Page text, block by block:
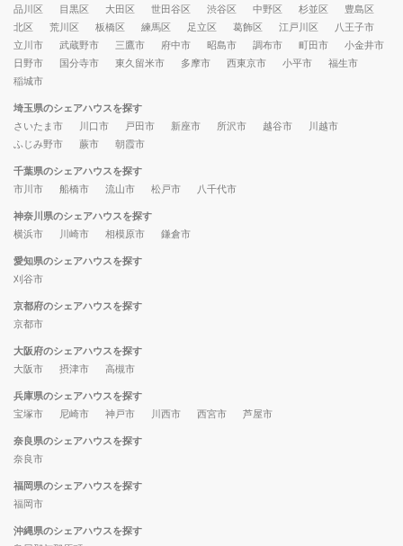
品川区
目黒区 大田区 世田谷区 渋谷区 中野区 杉並区
豊島区
北区
荒川区 板橋区 練馬区 足立区 葛飾区 江戸川区
八王子市
立川市
武蔵野市 三鷹市 府中市 昭島市 調布市 町田市
小金井市
日野市
国分寺市 東久留米市 多摩市 西東京市 小平市
福生市
稲城市
埼玉県のシェアハウスを探す
さいたま市
川口市 戸田市 新座市 所沢市 越谷市
川越市
ふじみ野市
蕨市 朝霞市
千葉県のシェアハウスを探す
市川市
船橋市 流山市 松戸市 八千代市
神奈川県のシェアハウスを探す
横浜市
川崎市 相模原市 鎌倉市
愛知県のシェアハウスを探す
刈谷市
京都府のシェアハウスを探す
京都市
大阪府のシェアハウスを探す
大阪市
摂津市 高槻市
兵庫県のシェアハウスを探す
宝塚市
尼崎市 神戸市 川西市 西宮市 芦屋市
奈良県のシェアハウスを探す
奈良市
福岡県のシェアハウスを探す
福岡市
沖縄県のシェアハウスを探す